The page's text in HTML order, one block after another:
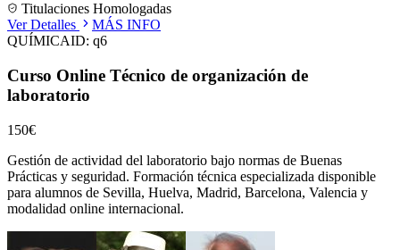
Titulaciones Homologadas
Ver Detalles
MÁS INFO
QUÍMICAID: q6
Curso Online Técnico de organización de
laboratorio
150€
Gestión de actividad del laboratorio bajo normas de Buenas
Prácticas y seguridad. Formación técnica especializada disponible
para alumnos de Sevilla, Huelva, Madrid, Barcelona, Valencia y
modalidad online internacional.